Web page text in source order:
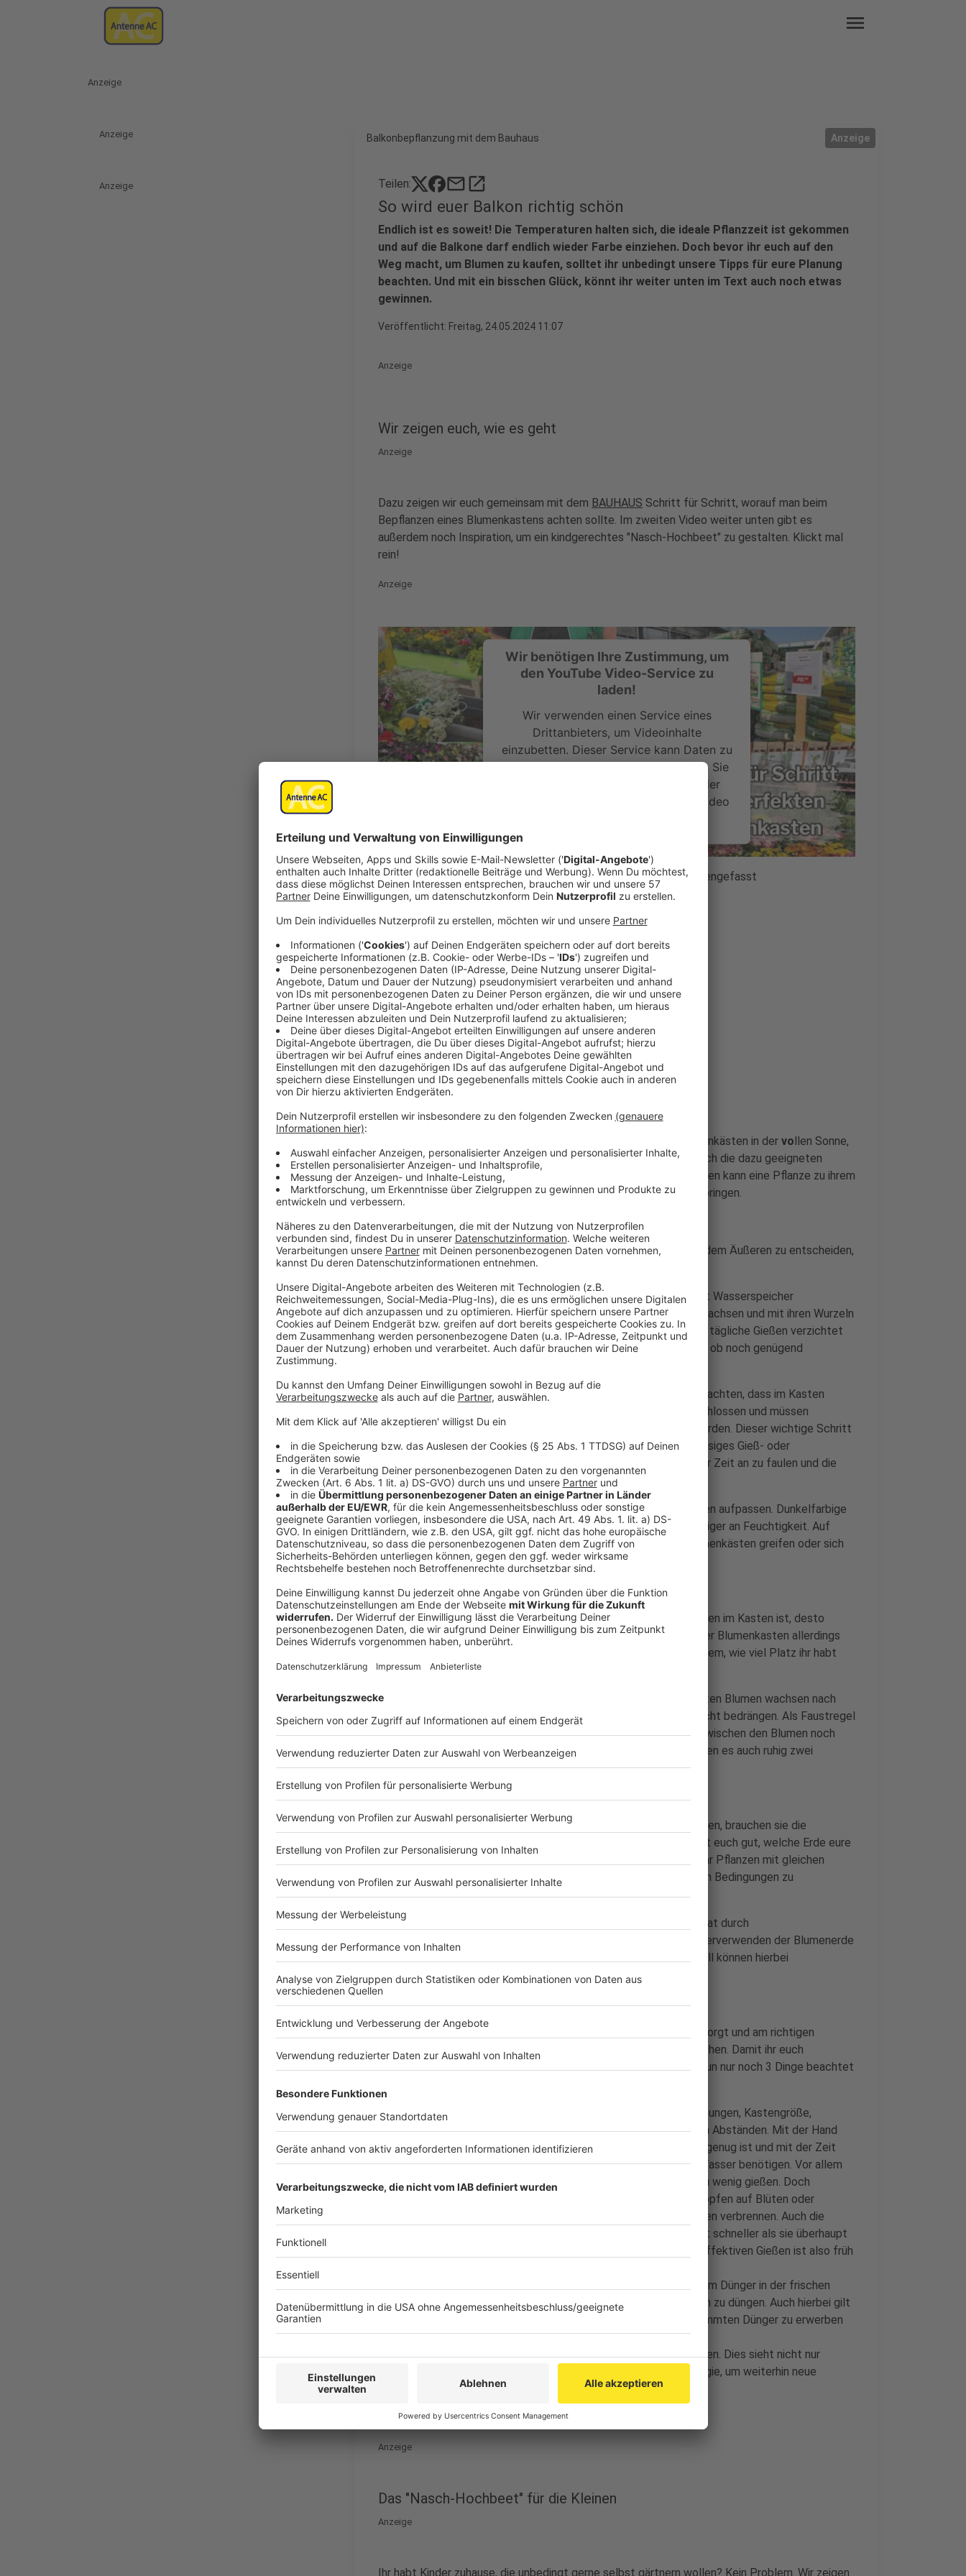
menu
Anzeige
Anzeige
Anzeige
Anzeige
Balkonbepflanzung mit dem Bauhaus
Teilen: mailopen_in_new
So wird euer Balkon richtig schön
Endlich ist es soweit! Die Temperaturen halten sich, die ideale Pflanzzeit ist gekommen
und auf die Balkone darf endlich wieder Farbe einziehen. Doch bevor ihr euch auf den
Weg macht, um Blumen zu kaufen, solltet ihr unbedingt unsere Tipps für eure Planung
beachten. Und mit ein bisschen Glück, könnt ihr weiter unten im Text auch noch etwas
gewinnen.
Veröffentlicht: Freitag, 24.05.2024 11:07
Anzeige
Wir zeigen euch, wie es geht
Anzeige
Dazu zeigen wir euch gemeinsam mit dem BAUHAUS Schritt für Schritt, worauf man beim
Bepflanzen eines Blumenkastens achten sollte. Im zweiten Video weiter unten gibt es
außerdem noch Inspiration, um ein kindgerechtes "Nasch-Hochbeet" zu gestalten. Klickt mal
rein!
Anzeige
Wir benötigen Ihre Zustimmung, um
den YouTube Video-Service zu
laden!
Wir verwenden einen Service eines
Drittanbieters, um Videoinhalte
einzubetten. Dieser Service kann Daten zu
Ihren Aktivitäten sammeln. Bitte lesen Sie
die Details durch und stimmen Sie der
Nutzung des Service zu, um dieses Video
Akzeptieren
Platform
Blumenkasten bepflanzen: alles Wichtige in einem Video zusammengefasst
Anzeige
Die wichtigsten Tipps für die Planung
Anzeige
Standort bedenken:
hat euer Balkon? Je nachdem, ob die Blumenkästen in der vollen Sonne,
im Halbschatten oder sogar vollschattig platziert sind, sollten auch die dazu geeigneten
Pflanzen gewählt werden. Denn nur unter den richtigen Bedingungen kann eine Pflanze zu ihrem
vollen Potenzial heranwachsen und euch langanhaltende Freude bringen.
Verschiedene Blumenkastenarten:
Bei der Auswahl des Pflanzgefäßes ist es wichtig, nicht nur nach dem Äußeren zu entscheiden,
sondern auch auf diePraktikabilität
Wer auf Nummer sicher gehen mag, kann sich für einen Kasten mit Wasserspeicher
entscheiden. Sobald die Pflanzen dann nach 4 Wochen gut angewachsen und mit ihren Wurzeln
bis nach unten zum Wasserspeicher gewandert sind, kann auf das tägliche Gießen verzichtet
werden. An einem Wasserstandsanzeiger kann abgelesen werden, ob noch genügend
Wer einen Kasten ohne Wasserspeicher verwendet, sollte darauf achten, dass im Kasten
Ablauflöcher vorhanden sind. Oft sind diese beim Kauf noch verschlossen und müssen
eigenständig geöffnet, aufgeschnitten oder sogar durchbohrt werden. Dieser wichtige Schritt
sollte auf keinen Fall übersprungen werden, denn wenn überschüssiges Gieß- oder
Regenwasser nicht ablaufen kann, fangen die Wurzeln nach einiger Zeit an zu faulen und die
Pflanzen könnten sogar absterben.
Auch bei der Farbwahl sollte man vor allem an sonnigen Standorten aufpassen. Dunkelfarbige
Kästen heizen deutlich schneller auf und verlieren somit auch zügiger an Feuchtigkeit. Auf
einem sonnigen Balkon sollte man also entweder zu helleren Blumenkästen greifen oder sich
besonders gut um regelmäßiges Gießen kümmern.
Größe des Kastens:
Grundsätzlich gilt: Je größer desto besser, denn je mehr Erdvolumen im Kasten ist, desto
langsamer trocknet er aus. 20 cm Tiefe und 20 cm Höhe sollte der Blumenkasten allerdings
mindestens haben. Die Länge könnt ihr individuell wählen, je nachdem, wie viel Platz ihr habt
und wie viele Blumen ihr pflanzen möchtet.
Plant allerdings nicht zu viele Pflanzen pro Kasten, denn die meisten Blumen wachsen nach
dem Einpflanzen noch etwas und sollten sich dann gegenseitig nicht bedrängen. Als Faustregel
könnt ihr euch merken, dass eure Hand zum Andrücken der Erde zwischen den Blumen noch
locker Platz finden sollte. Bei sehr starkwüchsigen Pflanzen können es auch ruhig zwei
Handbreit sein.
Die passende Erde:
Um eure neuen Pflanzen mit den richtigen Nährstoffen zu versorgen, brauchen sie die
passende Erde, und hierbei sollte nicht gespart werden. Informiert euch gut, welche Erde eure
ausgewählten Pflanzen benötigen, oder wählt im besten Fall sogar Pflanzen mit gleichen
Bedürfnissen aus, um allen Pflanzen in einem Kasten die optimalen Bedingungen zu
ermöglichen.
Außerdem sollte die Erde frisch sein, denn lange gelagerte Erde hat durch
Zersetzungsprozesse schon an Qualität verloren. Auch vom Wiederverwenden der Blumenerde
aus dem vergangenen Jahr ist abzuraten, denn im schlimmsten Fall können hierbei
Krankheitskeime übertragen werden.
Die richtige Pflege:
Sind die Blumen einmal eingepflanzt, mit der passenden Erde versorgt und am richtigen
Standort platziert, sollten sie nun beginnen, in voller Pracht zu blühen. Damit ihr euch
möglichst lange an dieser Blütenpracht erfreuen könnt, müssen nun nur noch 3 Dinge beachtet
Gebt auf eure Pflanzen Acht und gießt, je nach Wetterbedingungen, Kastengröße,
eventuell vorhandenem Wasserspeicher etc., in regelmäßigen Abständen. Mit der Hand
lässt sich leicht von oben ertasten, ob die Erde noch feucht genug ist und mit der Zeit
bekommt man ein Gefühl dafür, wie oft eure Blumen neues Wasser benötigen. Vor allem
an heißen Tagen sollte man aber lieber einmal zu häufig als zu wenig gießen. Doch
aufgepasst: Landen tagsüber in der prallen Mittagssonne Tropfen auf Blüten oder
Blättern, wirken diese wie Brenngläser und die Pflanzen können verbrennen. Auch die
Feuchtigkeit in der Erde verdunstet in der Mittagshitze meist schneller als sie überhaupt
bei den Wurzeln ankommen kann. Der beste Zeitpunkt zum effektiven Gießen ist also früh
Für die ersten 4-6 Wochen werden die Pflanzen außerdem vom Dünger in der frischen
Blumenerde versorgt. Anschließend sollte man beginnen nach zu düngen. Auch hierbei gilt
es einen passend auf die Bedürfnisse deiner Blumen abgestimmten Dünger zu erwerben
und diesen dann nach Herstellerangaben zu verwenden.
Verblühtes sowie welke Blätter könnt ihr regelmäßig entfernen. Dies sieht nicht nur
schöner aus, sondern gibt den Pflanzen zusätzlich mehr Energie, um weiterhin neue
kräftige Blüten auszubilden.
Anzeige
Das "Nasch-Hochbeet" für die Kleinen
Anzeige
Ihr habt Kinder zuhause, die unbedingt gerne selbst gärtnern wollen? Kein Problem. Wir zeigen